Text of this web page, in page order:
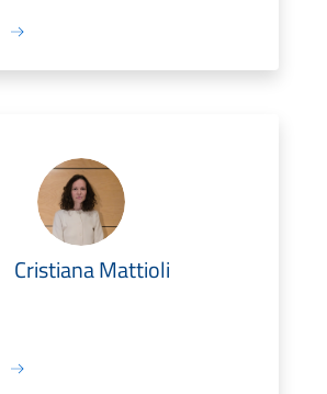
Cristiana Mattioli